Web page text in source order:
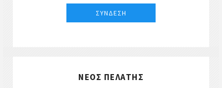
ΝΈΟΣ ΠΕΛΆΤΗΣ